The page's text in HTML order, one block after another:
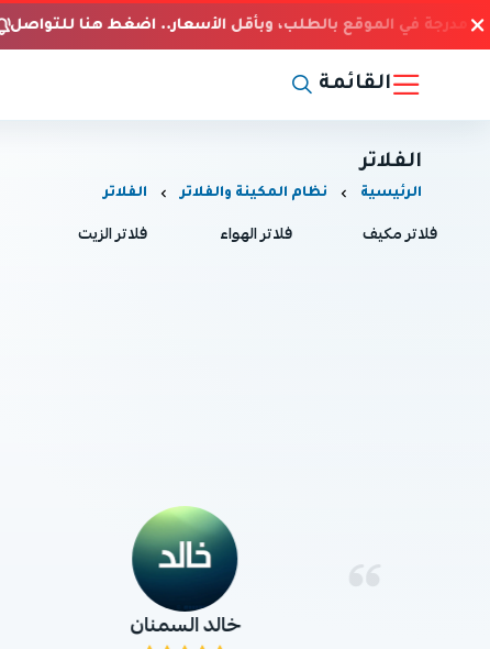
مدرجة في الموقع بالطلب، وبأقل الأسعار.. اضغط هنا للتواصل
القائمة
الفلاتر
الرئيسية نظام المكينة والفلاتر الفلاتر
فلاتر مكيف فلاتر الهواء فلاتر الزيت
خالد السمنان